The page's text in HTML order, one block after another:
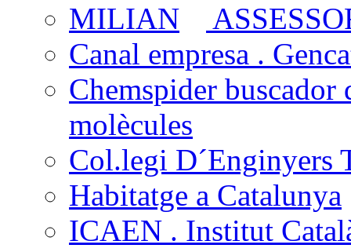
Canal empresa .
Chemspider
molècules
Col.legi D´Enginyers
Habitatge a Catalunya
ICAEN . Institut